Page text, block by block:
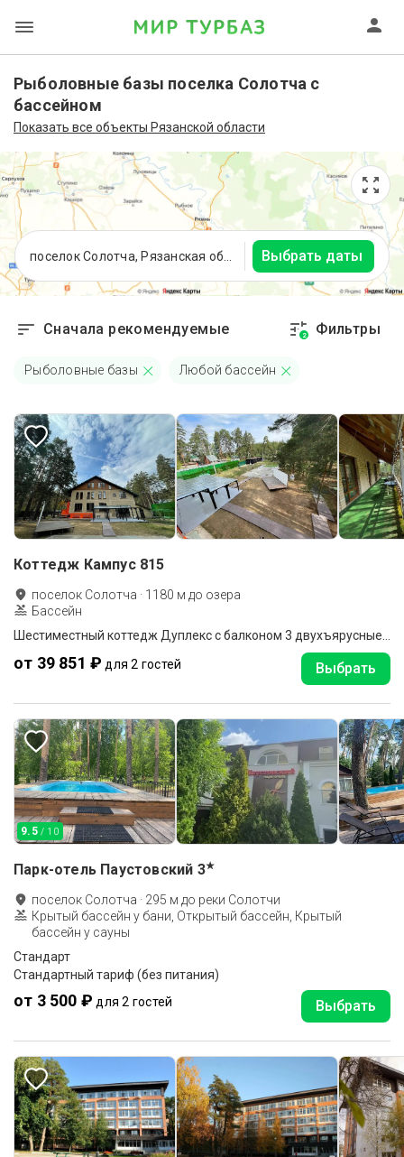
Рыболовные базы поселка Солотча с
бассейном
Показать все объекты Рязанской области
Выбрать даты
Сначала рекомендуемые 2 Фильтры
Рыболовные базы Любой бассейн
Коттедж Кампус 815
поселок Солотча · 1180 м до озера
Бассейн
от 39 851 ₽ для 2 гостей Выбрать
9.5 / 10
Парк-отель Паустовский 3★
поселок Солотча · 295 м до реки Солотчи
Крытый бассейн у бани, Открытый бассейн, Крытый
бассейн у сауны
Стандарт
Стандартный тариф (без питания)
от 3 500 ₽ для 2 гостей Выбрать